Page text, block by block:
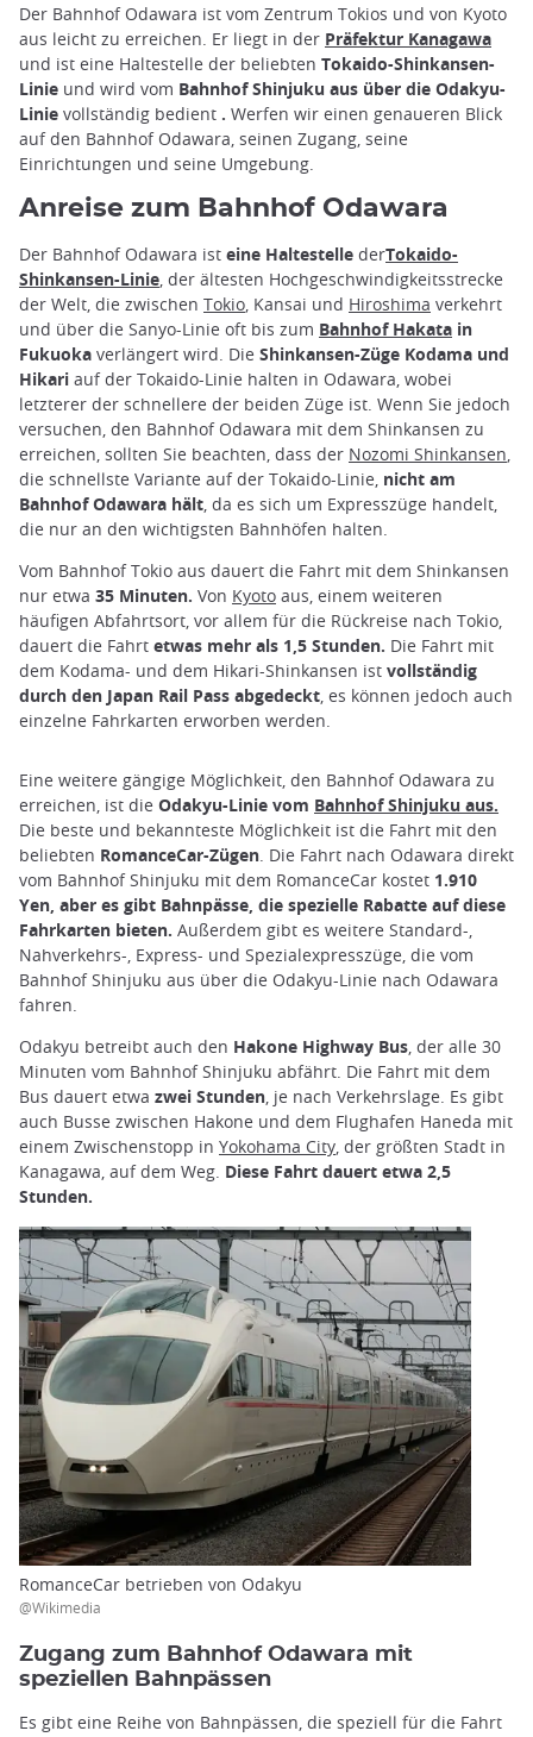
Der Bahnhof Odawara ist vom Zentrum Tokios und von Kyoto
aus leicht zu erreichen. Er liegt in der Präfektur Kanagawa
und ist eine Haltestelle der beliebten Tokaido-Shinkansen-
Linie und wird vom Bahnhof Shinjuku aus über die Odakyu-
Linie vollständig bedient . Werfen wir einen genaueren Blick
auf den Bahnhof Odawara, seinen Zugang, seine
Einrichtungen und seine Umgebung.
Anreise zum Bahnhof Odawara
Der Bahnhof Odawara ist eine Haltestelle derTokaido-
Shinkansen-Linie, der ältesten Hochgeschwindigkeitsstrecke
der Welt, die zwischen Tokio, Kansai und Hiroshima verkehrt
und über die Sanyo-Linie oft bis zum Bahnhof Hakata in
Fukuoka verlängert wird. Die Shinkansen-Züge Kodama und
Hikari auf der Tokaido-Linie halten in Odawara, wobei
letzterer der schnellere der beiden Züge ist. Wenn Sie jedoch
versuchen, den Bahnhof Odawara mit dem Shinkansen zu
erreichen, sollten Sie beachten, dass der Nozomi Shinkansen,
die schnellste Variante auf der Tokaido-Linie, nicht am
Bahnhof Odawara hält, da es sich um Expresszüge handelt,
die nur an den wichtigsten Bahnhöfen halten.
Vom Bahnhof Tokio aus dauert die Fahrt mit dem Shinkansen
nur etwa 35 Minuten. Von Kyoto aus, einem weiteren
häufigen Abfahrtsort, vor allem für die Rückreise nach Tokio,
dauert die Fahrt etwas mehr als 1,5 Stunden. Die Fahrt mit
dem Kodama- und dem Hikari-Shinkansen ist vollständig
durch den Japan Rail Pass abgedeckt, es können jedoch auch
einzelne Fahrkarten erworben werden.
Eine weitere gängige Möglichkeit, den Bahnhof Odawara zu
erreichen, ist die Odakyu-Linie vom Bahnhof Shinjuku aus.
Die beste und bekannteste Möglichkeit ist die Fahrt mit den
beliebten RomanceCar-Zügen. Die Fahrt nach Odawara direkt
vom Bahnhof Shinjuku mit dem RomanceCar kostet 1.910
Yen, aber es gibt Bahnpässe, die spezielle Rabatte auf diese
Fahrkarten bieten. Außerdem gibt es weitere Standard-,
Nahverkehrs-, Express- und Spezialexpresszüge, die vom
Bahnhof Shinjuku aus über die Odakyu-Linie nach Odawara
fahren.
Odakyu betreibt auch den Hakone Highway Bus, der alle 30
Minuten vom Bahnhof Shinjuku abfährt. Die Fahrt mit dem
Bus dauert etwa zwei Stunden, je nach Verkehrslage. Es gibt
auch Busse zwischen Hakone und dem Flughafen Haneda mit
einem Zwischenstopp in Yokohama City, der größten Stadt in
Kanagawa, auf dem Weg. Diese Fahrt dauert etwa 2,5
Stunden.
RomanceCar betrieben von Odakyu
@Wikimedia
Zugang zum Bahnhof Odawara mit
speziellen Bahnpässen
Es gibt eine Reihe von Bahnpässen, die speziell für die Fahrt